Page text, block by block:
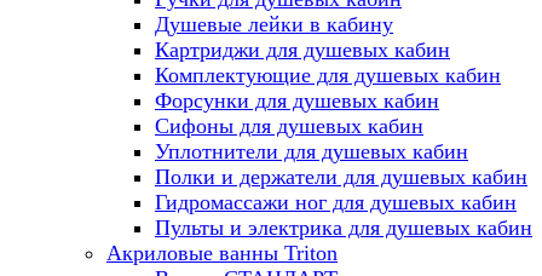
Душевые лейки в кабину
Картриджи для душевых кабин
Комплектующие для душевых кабин
Форсунки для душевых кабин
Сифоны для душевых кабин
Уплотнители для душевых кабин
Полки и держатели для душевых кабин
Гидромассажи ног для душевых кабин
Пульты и электрика для душевых кабин
Акриловые ванны Triton